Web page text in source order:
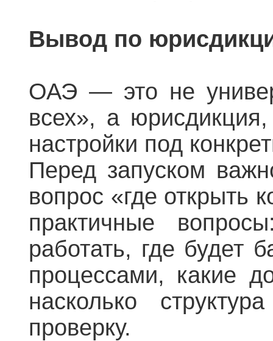
Вывод по
ОАЭ — это не
всех», а юрисдикция,
настройки под
Перед запуском
вопрос «где открыть
практичные
работать, где будет
процессами, какие
насколько
проверку.